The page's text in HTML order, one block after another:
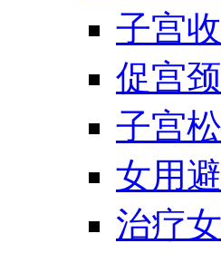
子宫
促宫
子宫
女用
治疗